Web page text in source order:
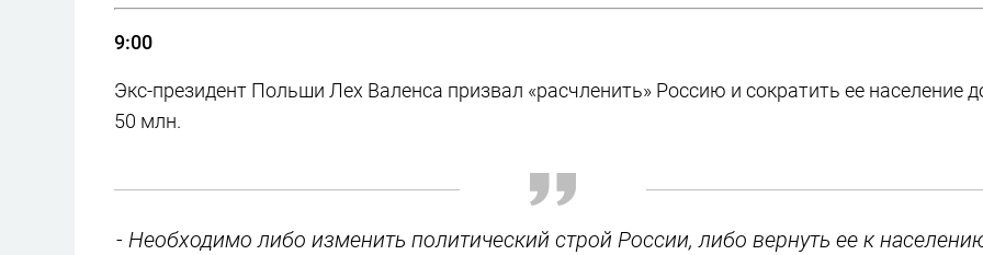
9:00
Экс-президент Польши Лех Валенса призвал «расчленить» Россию и сократить ее население
50 млн.
- Необходимо либо изменить политический строй России, либо вернуть ее к